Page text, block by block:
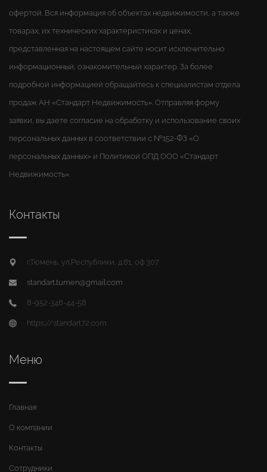
офертой. Вся информация об объектах недвижимости, а также
товарах, их технических характеристиках и ценах,
представленная на настоящем сайте носит исключительно
информационный, ознакомительный характер. За более
подробной информацией обращайтесь к специалистам отдела
продаж АН «Стандарт Недвижимость». Отправляя форму
заявки, вы даете согласие на обработку и использование своих
персональных данных в соответствии с №152-ФЗ «О
персональных данных» и Политикой ОПД ООО «Стандарт
Недвижимость».
Контакты
г.Тюмень, ул.Республики, д.81, оф.307
standart.tumen@gmail.com
8-952-348-44-58
https://standart72.com
Меню
Главная
О компании
Контакты
Сотрудники